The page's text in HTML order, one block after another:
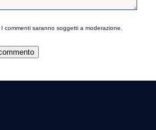
I commenti saranno soggetti a moderazione.